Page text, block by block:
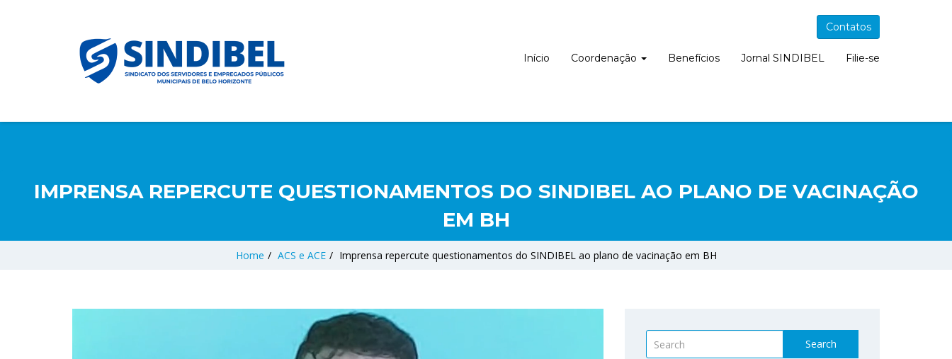
Contatos
Início Coordenação Benefícios Jornal SINDIBEL Filie-se
IMPRENSA REPERCUTE QUESTIONAMENTOS DO SINDIBEL AO PLANO DE VACINAÇÃO
EM BH
Home / ACS e ACE / Imprensa repercute questionamentos do SINDIBEL ao plano de vacinação em BH
Search